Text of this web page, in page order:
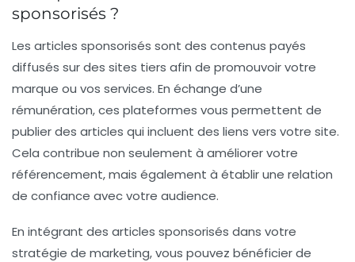
sponsorisés ?
Les articles sponsorisés sont des contenus payés
diffusés sur des sites tiers afin de promouvoir votre
marque ou vos services. En échange d’une
rémunération, ces plateformes vous permettent de
publier des articles qui incluent des liens vers votre site.
Cela contribue non seulement à améliorer votre
référencement, mais également à établir une relation
de confiance avec votre audience.
En intégrant des articles sponsorisés dans votre
stratégie de marketing, vous pouvez bénéficier de